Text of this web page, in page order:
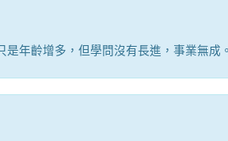
年齡增多，但學問沒有長進，事業無成。